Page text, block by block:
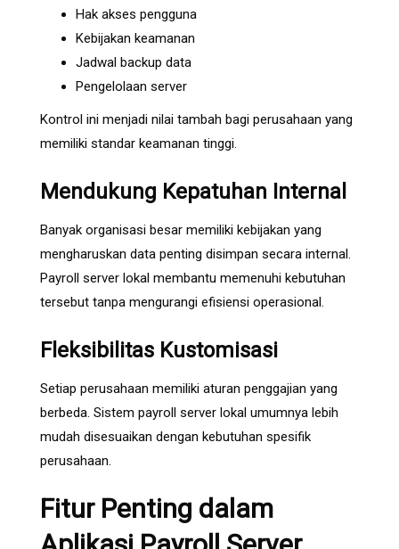
Hak akses pengguna
Kebijakan keamanan
Jadwal backup data
Pengelolaan server
Kontrol ini menjadi nilai tambah bagi perusahaan yang
memiliki standar keamanan tinggi.
Mendukung Kepatuhan Internal
Banyak organisasi besar memiliki kebijakan yang
mengharuskan data penting disimpan secara internal.
Payroll server lokal membantu memenuhi kebutuhan
tersebut tanpa mengurangi efisiensi operasional.
Fleksibilitas Kustomisasi
Setiap perusahaan memiliki aturan penggajian yang
berbeda. Sistem payroll server lokal umumnya lebih
mudah disesuaikan dengan kebutuhan spesifik
perusahaan.
Fitur Penting dalam